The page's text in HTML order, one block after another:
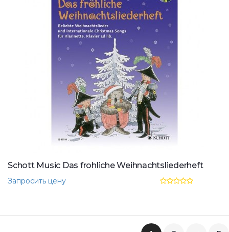
Schott Music Das frohliche Weihnachtsliederheft
Запросить цену